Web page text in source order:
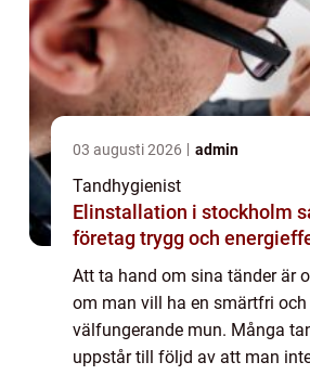
03 augusti 2026 admin
Tandhygienist
Elinstallation i stockholm så skapar
företag trygg och
Att ta hand om sina tänder är
om man vill ha en smärtfri och
välfungerande mun. Många
uppstår till följd av att man